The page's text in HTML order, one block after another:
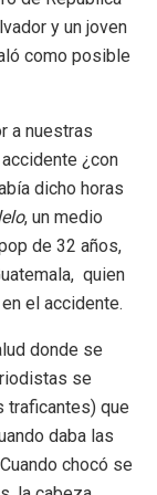
y un joven
como posible
a nuestras
¿con
dicho horas
, un medio
de 32 años,
quien
el accidente.
donde se
se
traficantes) que
daba las
chocó se